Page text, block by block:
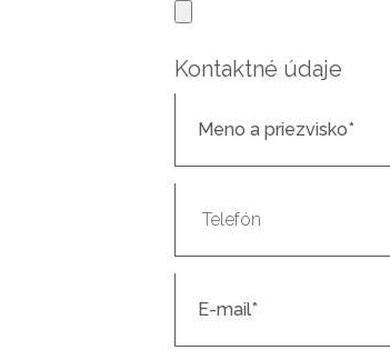
Kontaktné údaje